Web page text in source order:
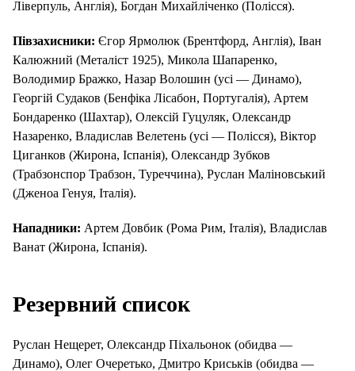
Ліверпуль, Англія), Богдан Михайліченко (Полісся).
Півзахисники: Єгор Ярмолюк (Брентфорд, Англія), Іван
Калюжний (Металіст 1925), Микола Шапаренко,
Володимир Бражко, Назар Волошин (усі — Динамо),
Георгій Судаков (Бенфіка Лісабон, Португалія), Артем
Бондаренко (Шахтар), Олексій Гуцуляк, Олександр
Назаренко, Владислав Велетень (усі — Полісся), Віктор
Циганков (Жирона, Іспанія), Олександр Зубков
(Трабзонспор Трабзон, Туреччина), Руслан Маліновський
(Дженоа Генуя, Італія).
Нападники: Артем Довбик (Рома Рим, Італія), Владислав
Ванат (Жирона, Іспанія).
Резервний список
Руслан Нещерет, Олександр Піхальонок (обидва —
Динамо), Олег Очеретько, Дмитро Криськів (обидва —